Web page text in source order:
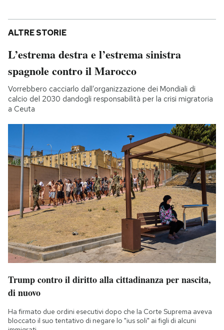
ALTRE STORIE
L’estrema destra e l’estrema sinistra
spagnole contro il Marocco
Vorrebbero cacciarlo dall’organizzazione dei Mondiali di
calcio del 2030 dandogli responsabilità per la crisi migratoria
a Ceuta
Trump contro il diritto alla cittadinanza per nascita,
di nuovo
Ha firmato due ordini esecutivi dopo che la Corte Suprema aveva
bloccato il suo tentativo di negare lo "ius soli" ai figli di alcuni